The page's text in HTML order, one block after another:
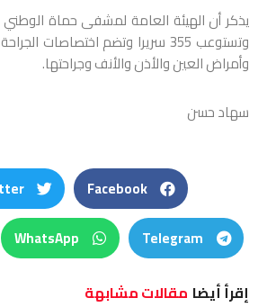
وتستوعب 355 سريرا وتضم اختصاصات
وأمراض العين والأذن والأنف وجراحتها.
سهاد حسن
Facebook
Telegram
WhatsApp
إقرأ أيضا مقالات مشابهة